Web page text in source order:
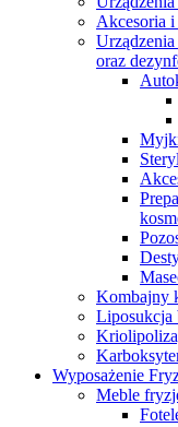
Akcesoria i
oraz
Kombajny
Liposukcja
Wyposażenie
Meble